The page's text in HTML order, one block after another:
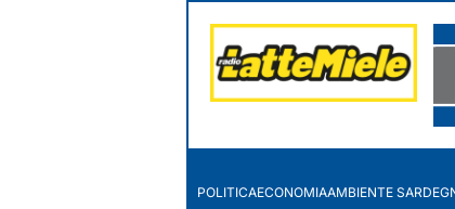
POLITICAECONOMIAAMBIENTE